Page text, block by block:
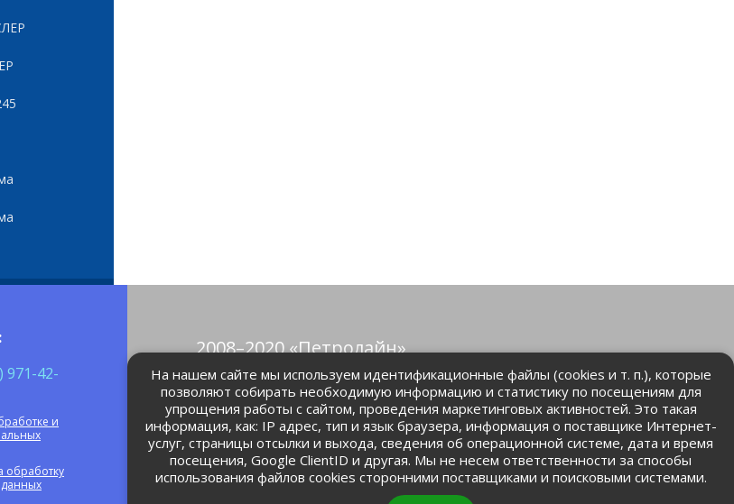
971-42-
и
обработку
2008–2020 «Петролайн»
© Все права защищены.
petrolain@mail.ru
На нашем сайте мы используем идентификационные файлы (cookies и т. п.), которые
позволяют собирать необходимую информацию и статистику по посещениям для
упрощения работы с сайтом, проведения маркетинговых активностей. Это такая
информация, как: IP адрес, тип и язык браузера, информация о поставщике Интернет-
услуг, страницы отсылки и выхода, сведения об операционной системе, дата и время
посещения, Google ClientID и другая. Мы не несем ответственности за способы
использования файлов cookies сторонними поставщиками и поисковыми системами.